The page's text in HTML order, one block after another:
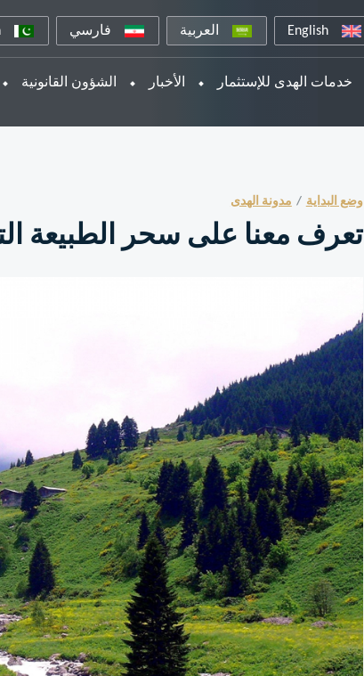
English العربية فارسي
خدمات الهدى للإستثمار الأخبار الشؤون القانونية
وضع البداية مدونة الهدى
تعرف معنا على سحر الطبيعة